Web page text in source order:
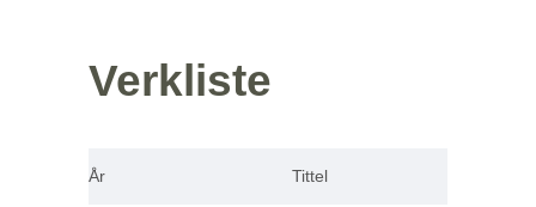
Verkliste
År Tittel